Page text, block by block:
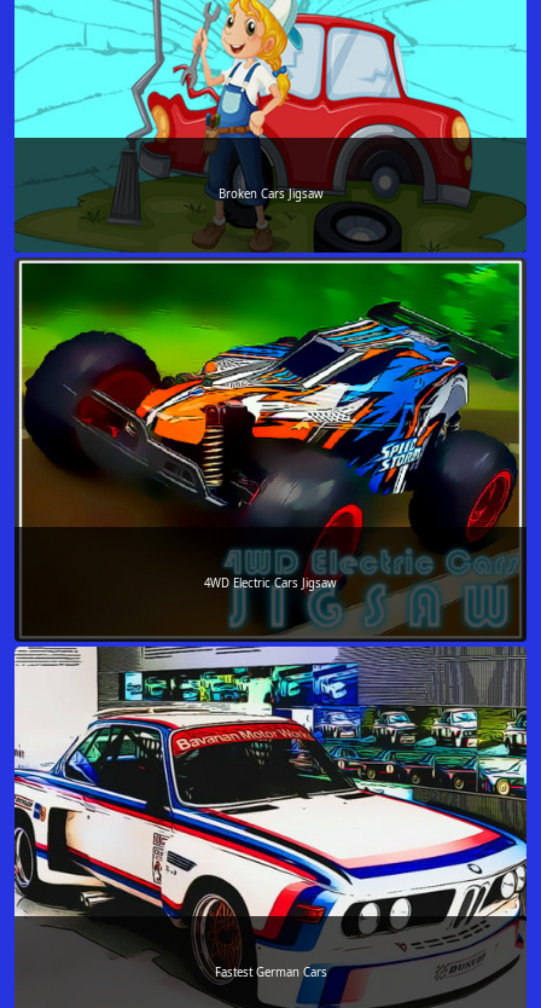
Broken Cars Jigsaw
4WD Electric Cars Jigsaw
Fastest German Cars